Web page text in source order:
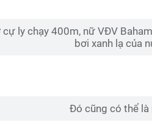
cự ly chạy 400m, nữ VĐV
bơi xanh lạ của
Đó cũng có thể là